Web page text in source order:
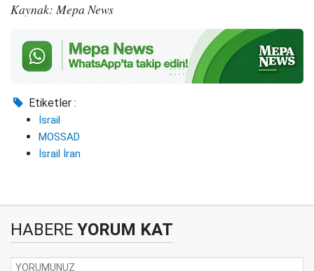
Kaynak: Mepa News
Etiketler :
İsrail
MOSSAD
İsrail İran
HABERE YORUM KAT